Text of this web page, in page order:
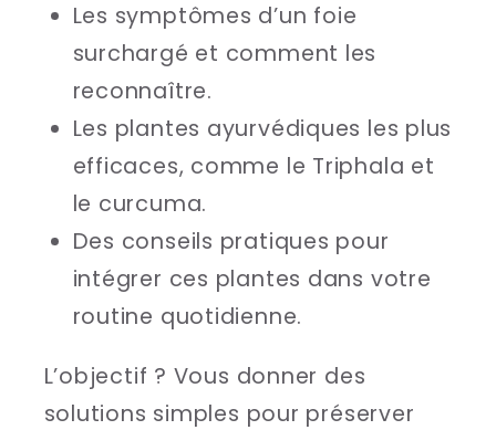
Les symptômes d’un foie
surchargé et comment les
reconnaître.
Les plantes ayurvédiques les plus
efficaces, comme le Triphala et
le curcuma.
Des conseils pratiques pour
intégrer ces plantes dans votre
routine quotidienne.
L’objectif ? Vous donner des
solutions simples pour préserver